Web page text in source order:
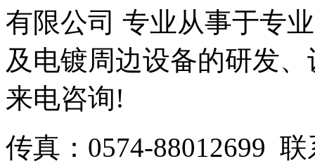
有限公司 专业从事于专
及电镀周边设备的研发
来电咨询!
传真：0574-88012699